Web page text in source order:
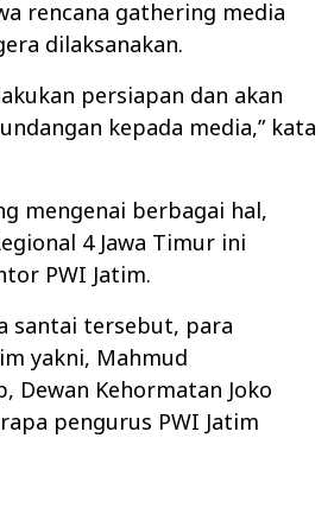
rencana gathering media
dilaksanakan.
persiapan dan akan
kepada media,” kata
mengenai berbagai hal,
4 Jawa Timur ini
PWI Jatim.
santai tersebut, para
yakni, Mahmud
Dewan Kehormatan Joko
pengurus PWI Jatim